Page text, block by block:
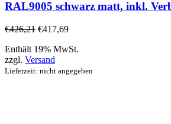
RAL9005 schwarz matt, inkl.
€426,21 €417,69
Enthält 19% MwSt.
zzgl. Versand
Lieferzeit: nicht angegeben